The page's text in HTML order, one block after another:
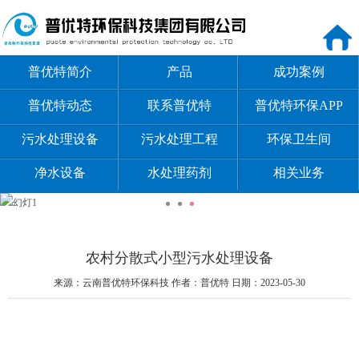
普优特简介 产品 成功案例
普优特动态 联系普优特 普优特环保APP
污水处理设备 污水处理工程 环保卫生间
净水设备 水处理药剂 相关业务
农村分散式小型污水处理设备
来源：云南普优特环保科技 作者：普优特 日期：2023-05-30